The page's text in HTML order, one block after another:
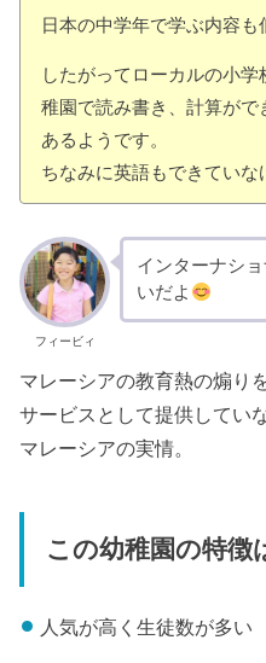
日本の中学年で学ぶ内容も
したがってローカルの小
稚園で読み書き、計算が
あるようです。
ちなみに英語もできていな
フィービィ
インターナシ
いだよ
マレーシアの教育熱の煽り
サービスとして提供してい
マレーシアの実情。
この幼稚園の特徴
人気が高く生徒数が多い